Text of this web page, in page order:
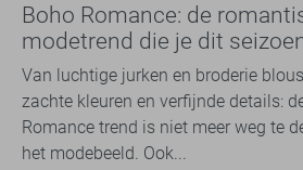
Boho Romance: de
modetrend die je dit
overal ziet
Van luchtige jurken en broderie
zachte kleuren en verfijnde details:
Romance trend is niet meer weg te
het modebeeld. Ook...